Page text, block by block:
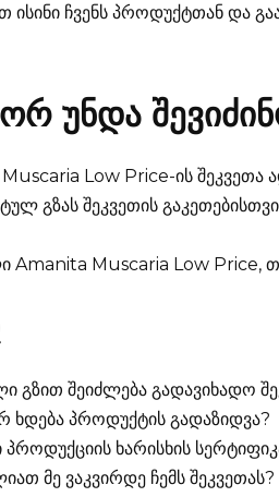
ისინი ჩვენს პროდუქტთან და
უნდა
Low Price-ის შეკვეთა
გზას შეკვეთის
Amanita Muscaria Low Price,
გზით შეიძლება გადავიხადო
პროდუქტის გადაზიდვა?
პროდუქციის ხარისხის
მე ვაკვირდე ჩემს შეკვეთას?